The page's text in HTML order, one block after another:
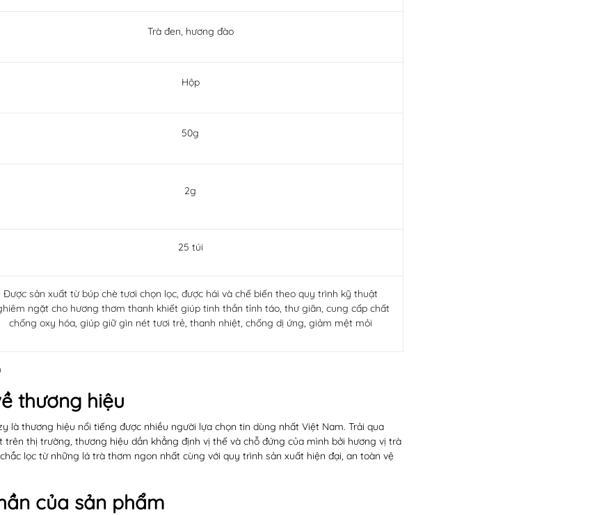
Trà đen, hương đào
Hộp
50g
2g
25 túi
Được sản xuất từ búp chè tươi chọn lọc, được hái và chế biến theo quy trình kỹ thuật
ngặt cho hương thơm thanh khiết giúp tinh thần tỉnh táo, thư giãn, cung cấp chất
chống oxy hóa, giúp giữ gìn nét tươi trẻ, thanh nhiệt, chống dị ứng, giảm mệt mỏi
thương hiệu
là thương hiệu nổi tiếng được nhiều người lựa chọn tin dùng nhất Việt Nam. Trải qua
trên thị trường, thương hiệu dần khẳng định vị thế và chỗ đứng của mình bởi hương vị trà
lọc từ những lá trà thơm ngon nhất cùng với quy trình sản xuất hiện đại, an toàn vệ
của sản phẩm